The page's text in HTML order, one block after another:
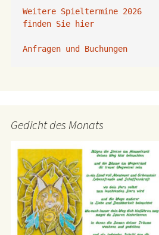
Weitere Spieltermine 2026
finden Sie hier
Anfragen und Buchungen
Gedicht des Monats